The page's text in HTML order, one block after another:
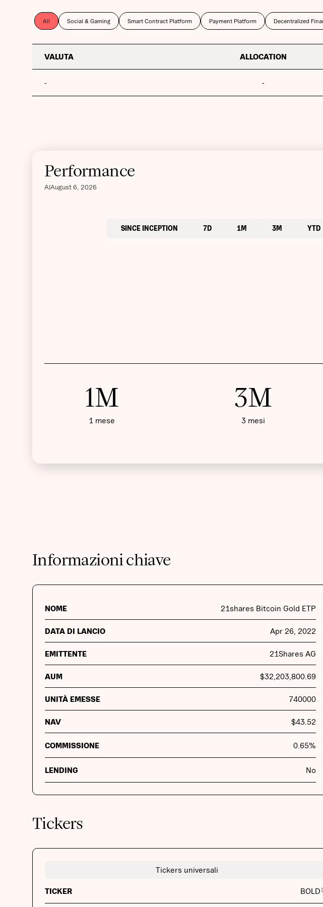
All Social & Gaming Smart Contract Platform Payment Platform Decentralized
VALUTA ALLOCATION
- -
Performance
AlAugust 6, 2026
SINCE INCEPTION 7D 1M 3M YTD
1M
1 mese
3M
3 mesi
Informazioni chiave
NOME 21shares Bitcoin Gold ETP
DATA DI LANCIO Apr 26, 2022
EMITTENTE 21Shares AG
AUM $32,203,800.69
UNITÀ EMESSE 740000
NAV $43.52
COMMISSIONE 0.65%
LENDING No
Tickers
Tickers universali
TICKER BOLD